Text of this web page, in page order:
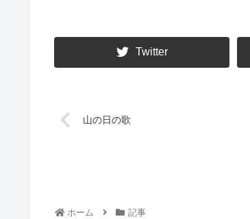
Twitter
山の日の歌
ホーム 記事